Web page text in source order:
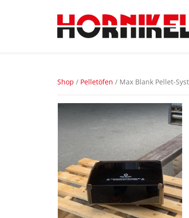
Shop / Pelletöfen / Max Blank Pellet-